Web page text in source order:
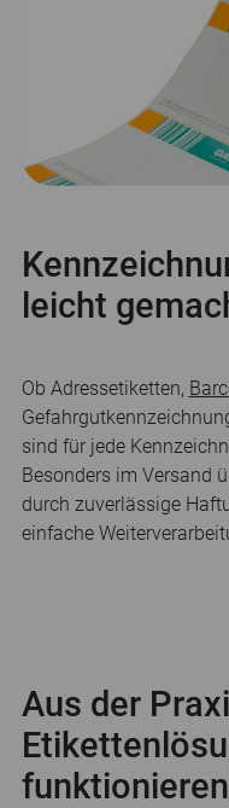
leicht
Ob Adressetiketten,
sind für jede
Besonders im Versand
durch zuverlässige
einfache
Aus der
funktionieren